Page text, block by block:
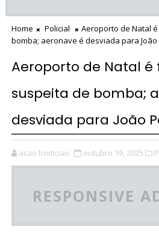
Home Policial
Aeroporto de Natal
bomba; aeronave é desviada para João
Aeroporto de Natal é
suspeita de bomba;
desviada para João
acao1noticias outubro 19, 2025
RESPONSIVE